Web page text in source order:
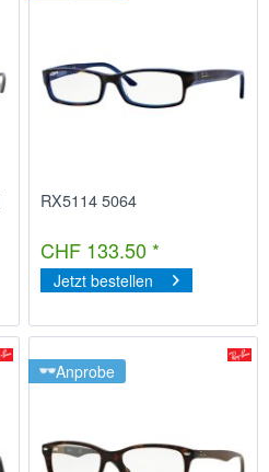
RX5114 5064
CHF 133.50 *
Jetzt bestellen
Anprobe